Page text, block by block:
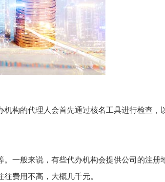
构的代理人会首先通过核名工具进行检查，
一般来说，有些代办机构会提供公司的注册
费用不高，大概几千元。